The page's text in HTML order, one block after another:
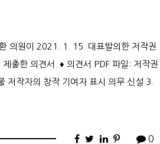
의원이 2021. 1. 15. 대표발의한 저작권
출한 의견서. ♦ 의견서 PDF 파일: 저작권
저작자의 창작 기여자 표시 의무 신설 3.
0